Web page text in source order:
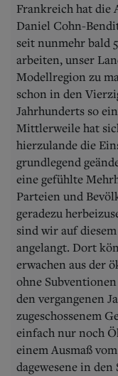
Frankreich hat die
Daniel Cohn-
seit nunmehr bald
arbeiten, unser
Modellregion zu
schon in den
Jahrhunderts so
Mittlerweile hat
hierzulande die
grundlegend
eine gefühlte
Parteien und
geradezu
sind wir auf
angelangt. Dort
erwachen aus der
ohne
den vergangenen
zugeschossenem
einfach nur noch
einem Ausmaß
dagewesene in